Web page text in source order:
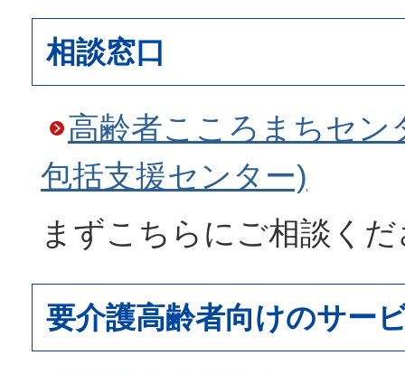
相談窓口
高齢者こころまちセン
包括支援センター)
まずこちらにご相談く
要介護高齢者向けのサー